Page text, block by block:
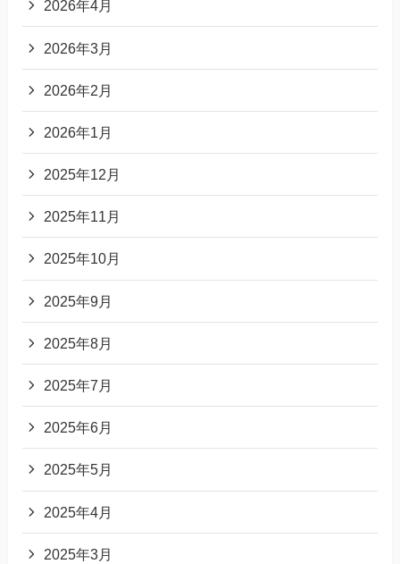
2026年4月
2026年3月
2026年2月
2026年1月
2025年12月
2025年11月
2025年10月
2025年9月
2025年8月
2025年7月
2025年6月
2025年5月
2025年4月
2025年3月